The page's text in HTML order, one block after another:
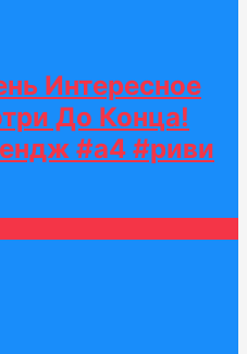
Интересное
До Конца!
#а4 #риви